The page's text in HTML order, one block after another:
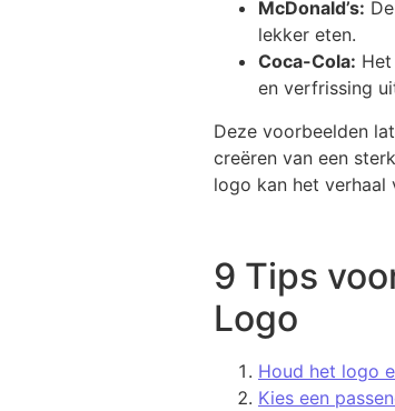
McDonald’s:
lekker eten.
Coca-Cola:
en verfrissing
Deze voorbeelden
creëren van een
logo kan het verhaal
9 Tips
Logo
Houd het logo
Kies een